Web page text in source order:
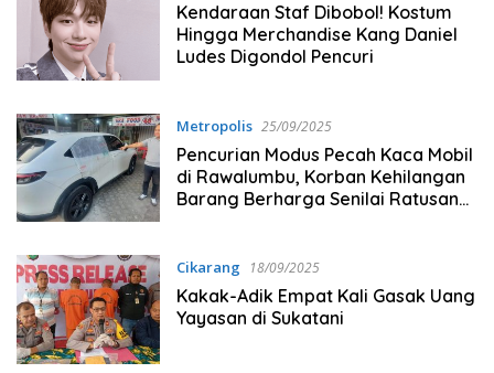
Kendaraan Staf Dibobol! Kostum
Hingga Merchandise Kang Daniel
Ludes Digondol Pencuri
Metropolis 25/09/2025
Pencurian Modus Pecah Kaca Mobil
di Rawalumbu, Korban Kehilangan
Barang Berharga Senilai Ratusan
Cikarang 18/09/2025
Kakak-Adik Empat Kali Gasak Uang
Yayasan di Sukatani